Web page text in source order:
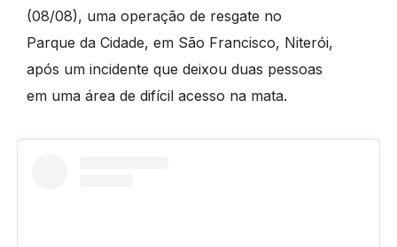
(08/08), uma operação de resgate no
Parque da Cidade, em São Francisco, Niterói,
após um incidente que deixou duas pessoas
em uma área de difícil acesso na mata.